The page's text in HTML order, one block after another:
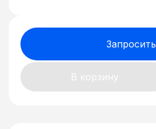
Запросить
В корзину